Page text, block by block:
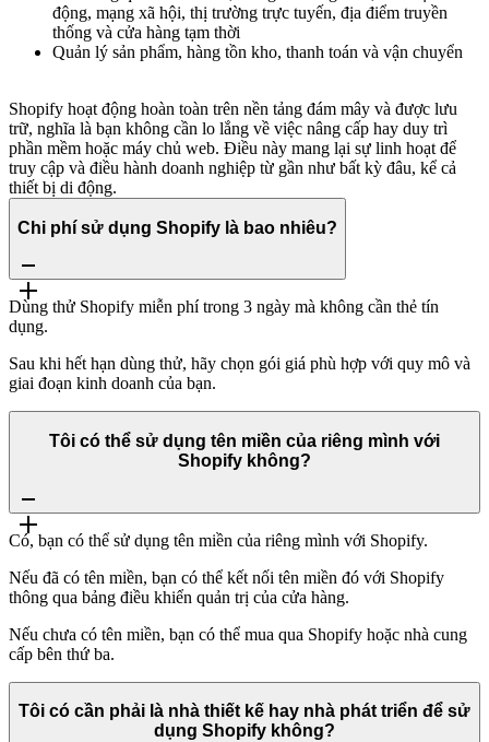
động, mạng xã hội, thị trường trực tuyến, địa điểm truyền
thống và cửa hàng tạm thời
Quản lý sản phẩm, hàng tồn kho, thanh toán và vận chuyển
Shopify hoạt động hoàn toàn trên nền tảng đám mây và được lưu
trữ, nghĩa là bạn không cần lo lắng về việc nâng cấp hay duy trì
phần mềm hoặc máy chủ web. Điều này mang lại sự linh hoạt để
truy cập và điều hành doanh nghiệp từ gần như bất kỳ đâu, kể cả
thiết bị di động.
Chi phí sử dụng Shopify là bao nhiêu?
Dùng thử Shopify miễn phí trong 3 ngày mà không cần thẻ tín
dụng.
Sau khi hết hạn dùng thử, hãy chọn gói giá phù hợp với quy mô và
giai đoạn kinh doanh của bạn.
Tôi có thể sử dụng tên miền của riêng mình với
Shopify không?
Có, bạn có thể sử dụng tên miền của riêng mình với Shopify.
Nếu đã có tên miền, bạn có thể kết nối tên miền đó với Shopify
thông qua bảng điều khiển quản trị của cửa hàng.
Nếu chưa có tên miền, bạn có thể mua qua Shopify hoặc nhà cung
cấp bên thứ ba.
Tôi có cần phải là nhà thiết kế hay nhà phát triển để sử
dụng Shopify không?